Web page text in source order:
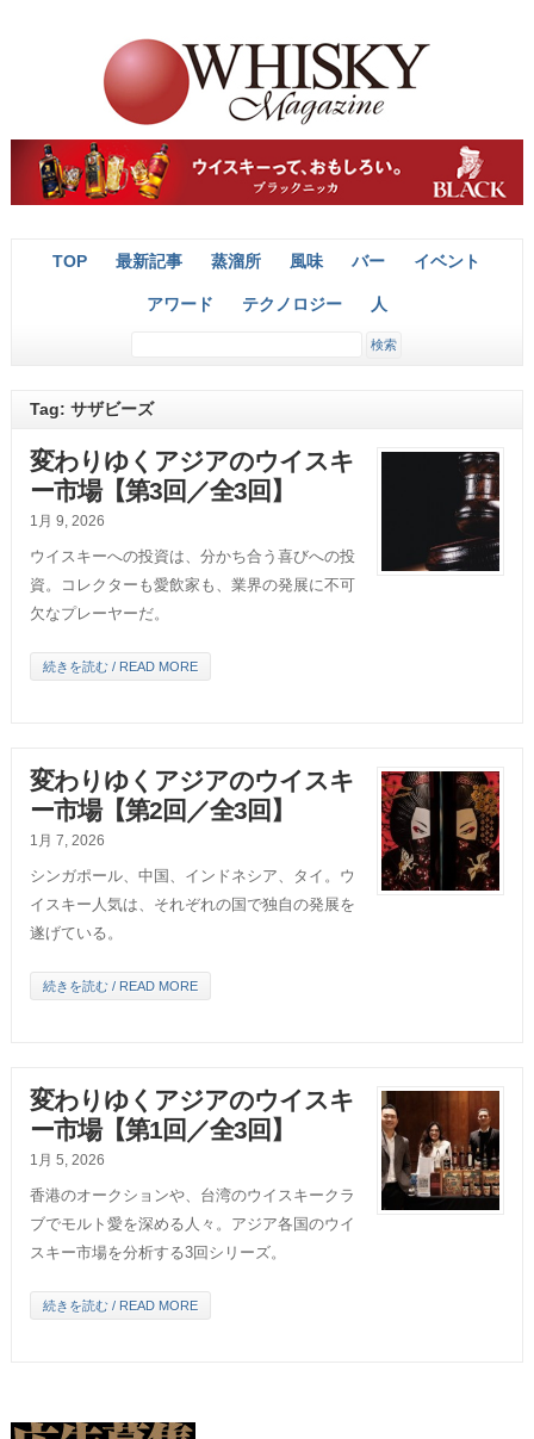
TOP 最新記事 蒸溜所 風味 バー イベント
アワード テクノロジー 人
Tag: サザビーズ
変わりゆくアジアのウイスキ
ー市場【第3回／全3回】
1月 9, 2026
ウイスキーへの投資は、分かち合う喜びへの投
資。コレクターも愛飲家も、業界の発展に不可
欠なプレーヤーだ。
続きを読む / READ MORE
変わりゆくアジアのウイスキ
ー市場【第2回／全3回】
1月 7, 2026
シンガポール、中国、インドネシア、タイ。ウ
イスキー人気は、それぞれの国で独自の発展を
遂げている。
続きを読む / READ MORE
変わりゆくアジアのウイスキ
ー市場【第1回／全3回】
1月 5, 2026
香港のオークションや、台湾のウイスキークラ
ブでモルト愛を深める人々。アジア各国のウイ
スキー市場を分析する3回シリーズ。
続きを読む / READ MORE